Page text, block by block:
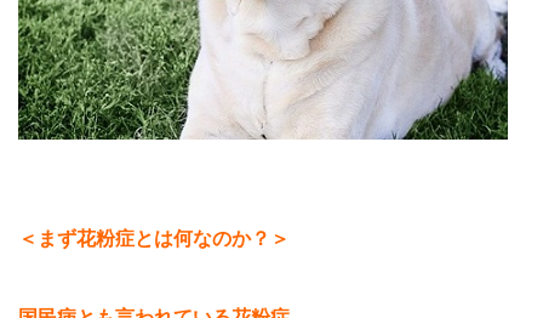
＜まず花粉症とは何なのか？＞